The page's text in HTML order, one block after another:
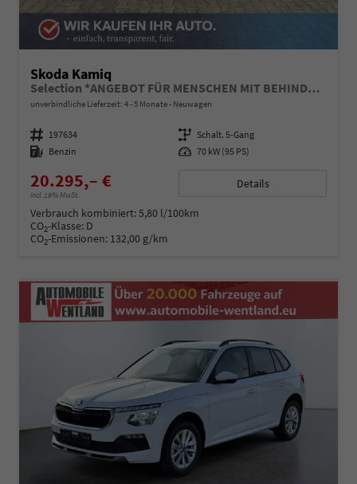
Skoda Kamiq
Selection *ANGEBOT FÜR MENSCHEN MIT BEHINDERUNG AB 50%! 1.0 TSI 95PS, Klimaanlage, Sitzheizung, Parksensoren hinten, LED-Scheinwerfer, Tempomat, Infotainment 8", Virtual Cockpit Nebelscheinwerfer, Dachreling
unverbindliche Lieferzeit: 4 - 5 Monate Neuwagen
Fahrzeugnummer 197634 Getriebe Schalt. 5-Gang
Kraftstoff Benzin Leistung 70 kW (95 PS)
20.295,– €
incl. 19% MwSt.
Details
Verbrauch kombiniert:5,80 l/100km
CO2-Klasse: D
CO2-Emissionen: 132,00 g/km